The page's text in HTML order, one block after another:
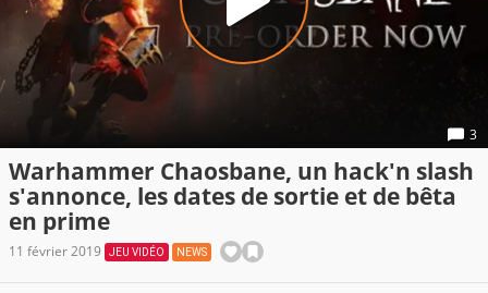
3
Warhammer Chaosbane, un hack'n slash
s'annonce, les dates de sortie et de bêta
en prime
11 février 2019 JEU VIDÉO NEWS